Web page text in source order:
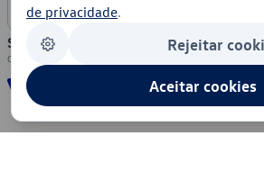
Segurança
de privacidade.
Rejeitar
Aceitar cookies